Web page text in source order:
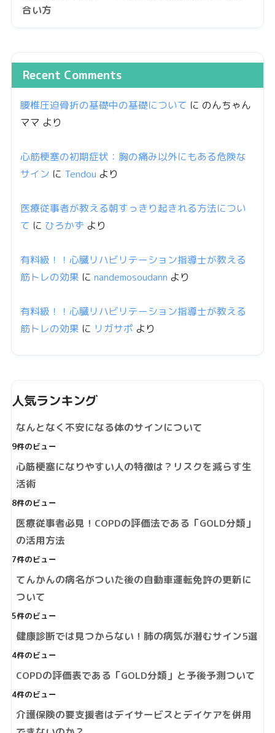
合い方
Recent Comments
腰椎圧迫骨折の基礎中の基礎について に のんちゃん
ママ より
心筋梗塞の初期症状：胸の痛み以外にもある危険な
サイン に Tendou より
医療従事者が教える朝すっきり起きれる方法につい
て に ひろかず より
有料級！！心臓リハビリテーション指導士が教える
筋トレの効果 に nandemosoudann より
有料級！！心臓リハビリテーション指導士が教える
筋トレの効果 に リガサポ より
人気ランキング
なんとなく不安になる体のサインについて
9件のビュー
心筋梗塞になりやすい人の特徴は？リスクを減らす生
活術
8件のビュー
医療従事者必見！COPDの評価法である「GOLD分類」
の活用方法
7件のビュー
てんかんの病名がついた後の自動車運転免許の更新に
ついて
5件のビュー
健康診断では見つからない！肺の病気が潜むサイン5選
4件のビュー
COPDの評価表である「GOLD分類」と予後予測ついて
4件のビュー
介護保険の要支援者はデイサービスとデイケアを併用